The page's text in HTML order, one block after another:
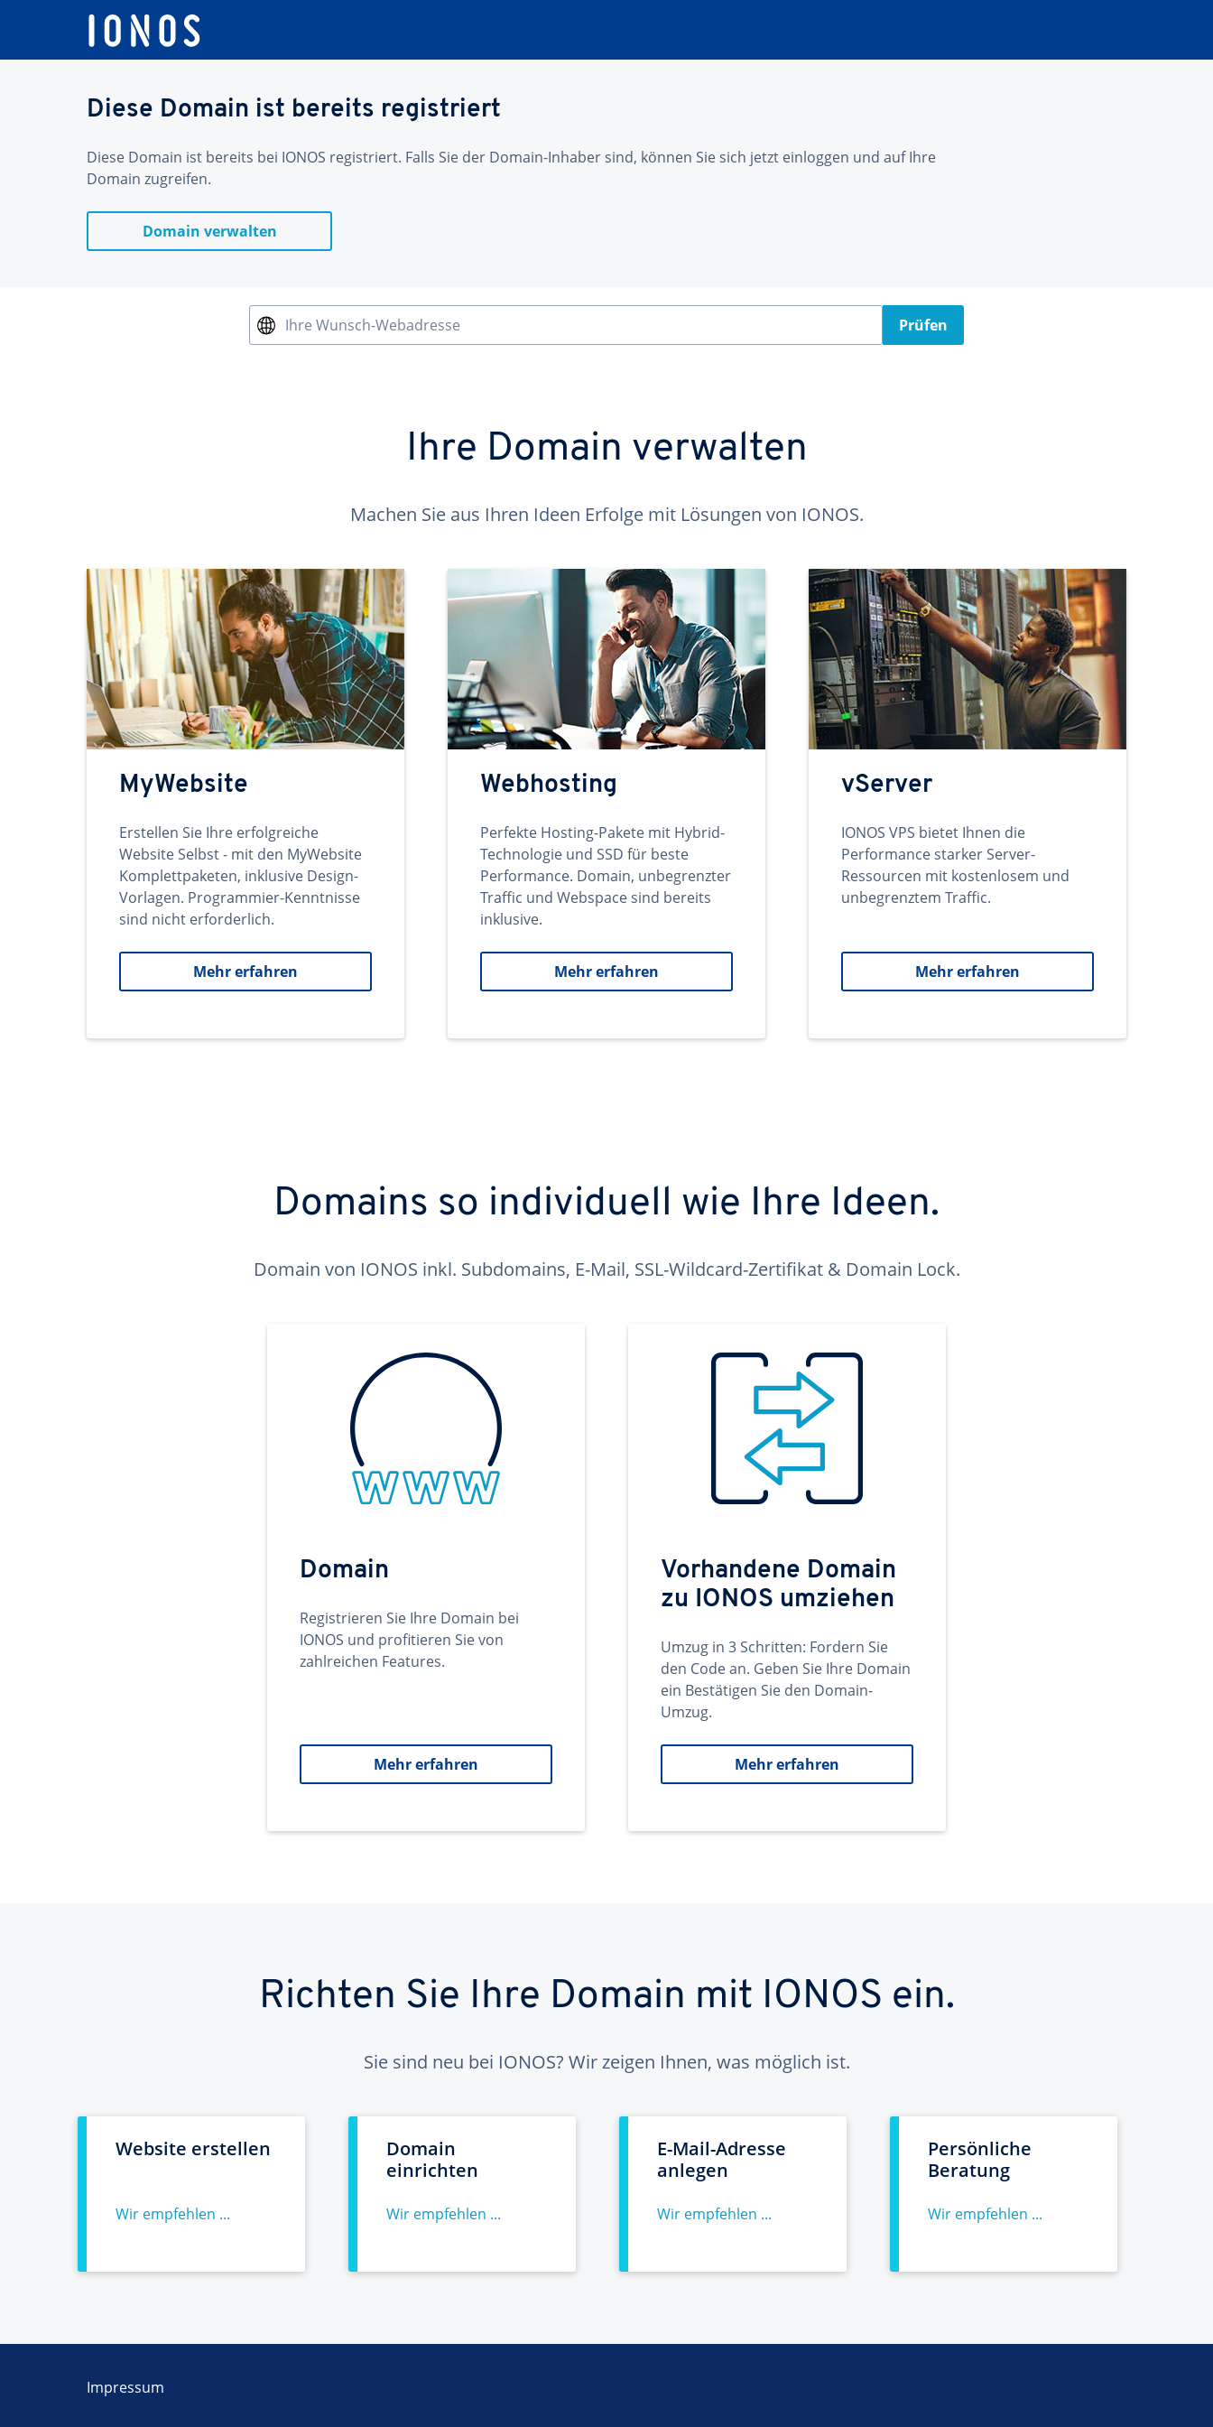
Diese Domain ist bereits registriert
Diese Domain ist bereits bei IONOS registriert. Falls Sie der Domain-Inhaber sind, können Sie sich jetzt einloggen und auf Ihre
Domain zugreifen.
Domain verwalten
Ihre Wunsch-Webadresse Prüfen
Ihre Domain verwalten
Machen Sie aus Ihren Ideen Erfolge mit Lösungen von IONOS.
MyWebsite
Erstellen Sie Ihre erfolgreiche
Website Selbst - mit den MyWebsite
Komplettpaketen, inklusive Design-
Vorlagen. Programmier-Kenntnisse
sind nicht erforderlich.
Mehr erfahren
Webhosting
Perfekte Hosting-Pakete mit Hybrid-
Technologie und SSD für beste
Performance. Domain, unbegrenzter
Traffic und Webspace sind bereits
inklusive.
Mehr erfahren
vServer
IONOS VPS bietet Ihnen die
Performance starker Server-
Ressourcen mit kostenlosem und
unbegrenztem Traffic.
Mehr erfahren
Domains so individuell wie Ihre Ideen.
Domain von IONOS inkl. Subdomains, E-Mail, SSL-Wildcard-Zertifikat & Domain Lock.
Domain
Registrieren Sie Ihre Domain bei
IONOS und profitieren Sie von
zahlreichen Features.
Mehr erfahren
Vorhandene Domain
zu IONOS umziehen
Umzug in 3 Schritten: Fordern Sie
den Code an. Geben Sie Ihre Domain
ein Bestätigen Sie den Domain-
Umzug.
Mehr erfahren
Richten Sie Ihre Domain mit IONOS ein.
Sie sind neu bei IONOS? Wir zeigen Ihnen, was möglich ist.
Website erstellen
Wir empfehlen ...
Domain
einrichten
Wir empfehlen ...
E-Mail-Adresse
anlegen
Wir empfehlen ...
Persönliche
Beratung
Wir empfehlen ...
Impressum